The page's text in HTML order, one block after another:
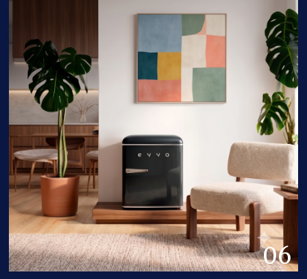
06
Mini Nevera EVVO F20 Retro: El encanto clásico que
transforma tu espacio
07
Agua cristalina sin esfuerzo: qué limpiafondos elegir